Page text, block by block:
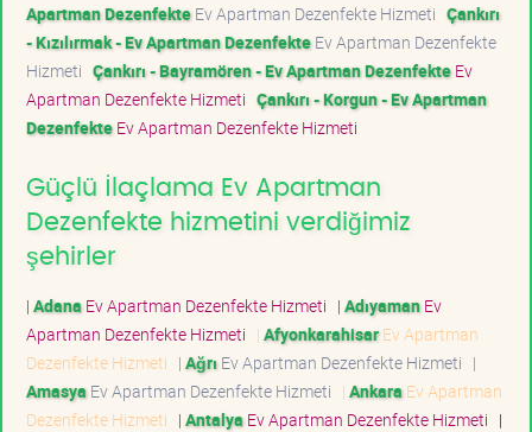
Apartman DezenfekteEv Apartman Dezenfekte Hizmeti Çankırı
- Kızılırmak - Ev Apartman DezenfekteEv Apartman Dezenfekte
Hizmeti Çankırı - Bayramören - Ev Apartman DezenfekteEv
Apartman Dezenfekte Hizmeti Çankırı - Korgun - Ev Apartman
DezenfekteEv Apartman Dezenfekte Hizmeti
Güçlü İlaçlama Ev Apartman
Dezenfekte hizmetini verdiğimiz
şehirler
| Adana Ev Apartman Dezenfekte Hizmeti | AdıyamanEv
Apartman Dezenfekte Hizmeti | AfyonkarahisarEv Apartman
Dezenfekte Hizmeti | Ağrı Ev Apartman Dezenfekte Hizmeti |
Amasya Ev Apartman Dezenfekte Hizmeti | Ankara Ev Apartman
Dezenfekte Hizmeti | Antalya Ev Apartman Dezenfekte Hizmeti |